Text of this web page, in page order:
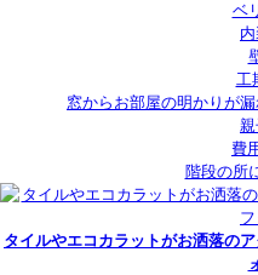
ベ
工
窓からお部屋の明かりが
費
階段の所
タイルやエコカラットがお洒落の